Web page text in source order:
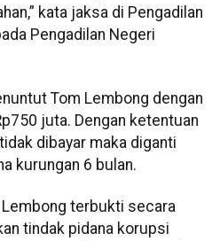
kata jaksa di Pengadilan
Pengadilan Negeri
Tom Lembong dengan
juta. Dengan ketentuan
dibayar maka diganti
kurungan 6 bulan.
terbukti secara
tindak pidana korupsi